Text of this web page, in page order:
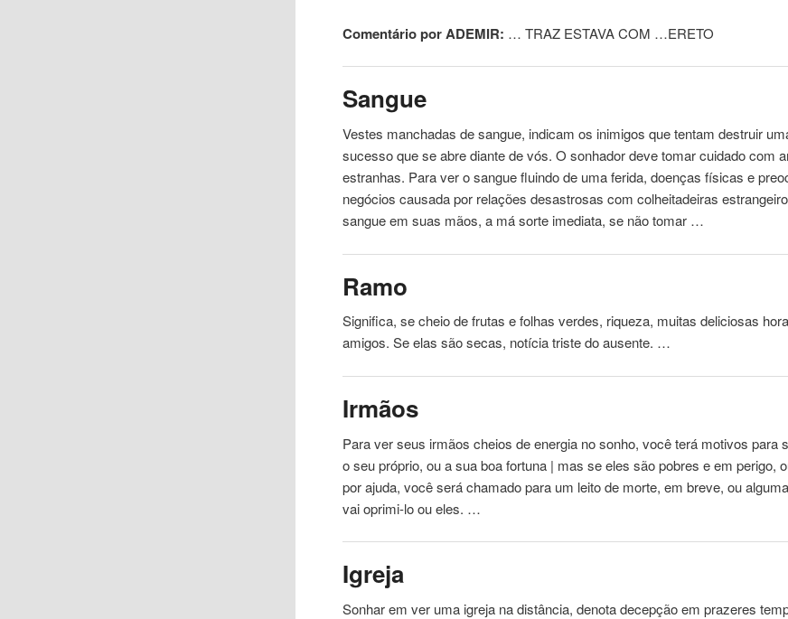
Comentário por ADEMIR: … TRAZ ESTAVA COM …ERETO
Sangue
Vestes manchadas de sangue, indicam os inimigos que tentam destruir
sucesso que se abre diante de vós. O sonhador deve tomar cuidado com
estranhas. Para ver o sangue fluindo de uma ferida, doenças físicas e
negócios causada por relações desastrosas com colheitadeiras
sangue em suas mãos, a má sorte imediata, se não tomar …
Ramo
Significa, se cheio de frutas e folhas verdes, riqueza, muitas deliciosas
amigos. Se elas são secas, notícia triste do ausente. …
Irmãos
Para ver seus irmãos cheios de energia no sonho, você terá motivos para
o seu próprio, ou a sua boa fortuna | mas se eles são pobres e em perigo,
por ajuda, você será chamado para um leito de morte, em breve, ou
vai oprimi-lo ou eles. …
Igreja
Sonhar em ver uma igreja na distância, denota decepção em prazeres